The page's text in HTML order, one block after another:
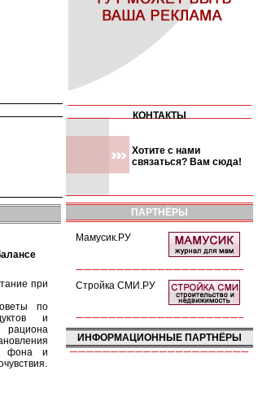
КОНТАКТЫ
Хотите с нами
связаться? Вам сюда!
при
по
и
фона и
ПАРТНЁРЫ
Мамусик.РУ
Стройка СМИ.РУ
ИНФОРМАЦИОННЫЕ ПАРТНЁРЫ